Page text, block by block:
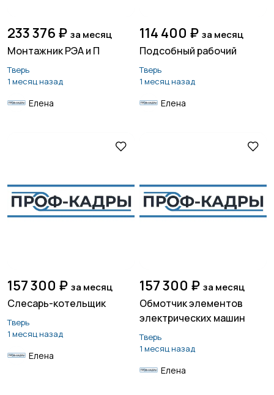
233 376 ₽ за месяц
Монтажник РЭА и П
Тверь
1 месяц назад
Елена
114 400 ₽ за месяц
Подсобный рабочий
Тверь
1 месяц назад
Елена
157 300 ₽ за месяц
Слесарь-котельщик
Тверь
1 месяц назад
Елена
157 300 ₽ за месяц
Обмотчик элементов
электрических машин
Тверь
1 месяц назад
Елена